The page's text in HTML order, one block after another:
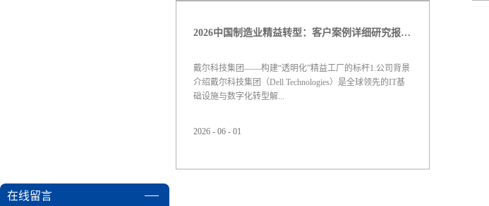
善的乐园”。2. 与白皮书观点的深度契合白皮书指出，...
2026中国制造业精益转型：客户案例详细研究报告【一】
戴尔科技集团——构建“透明化”精益工厂的标杆1.公司背景
介绍戴尔科技集团（Dell Technologies）是全球领先的IT基
础设施与数字化转型解...
2026 - 06 - 01
在线留言